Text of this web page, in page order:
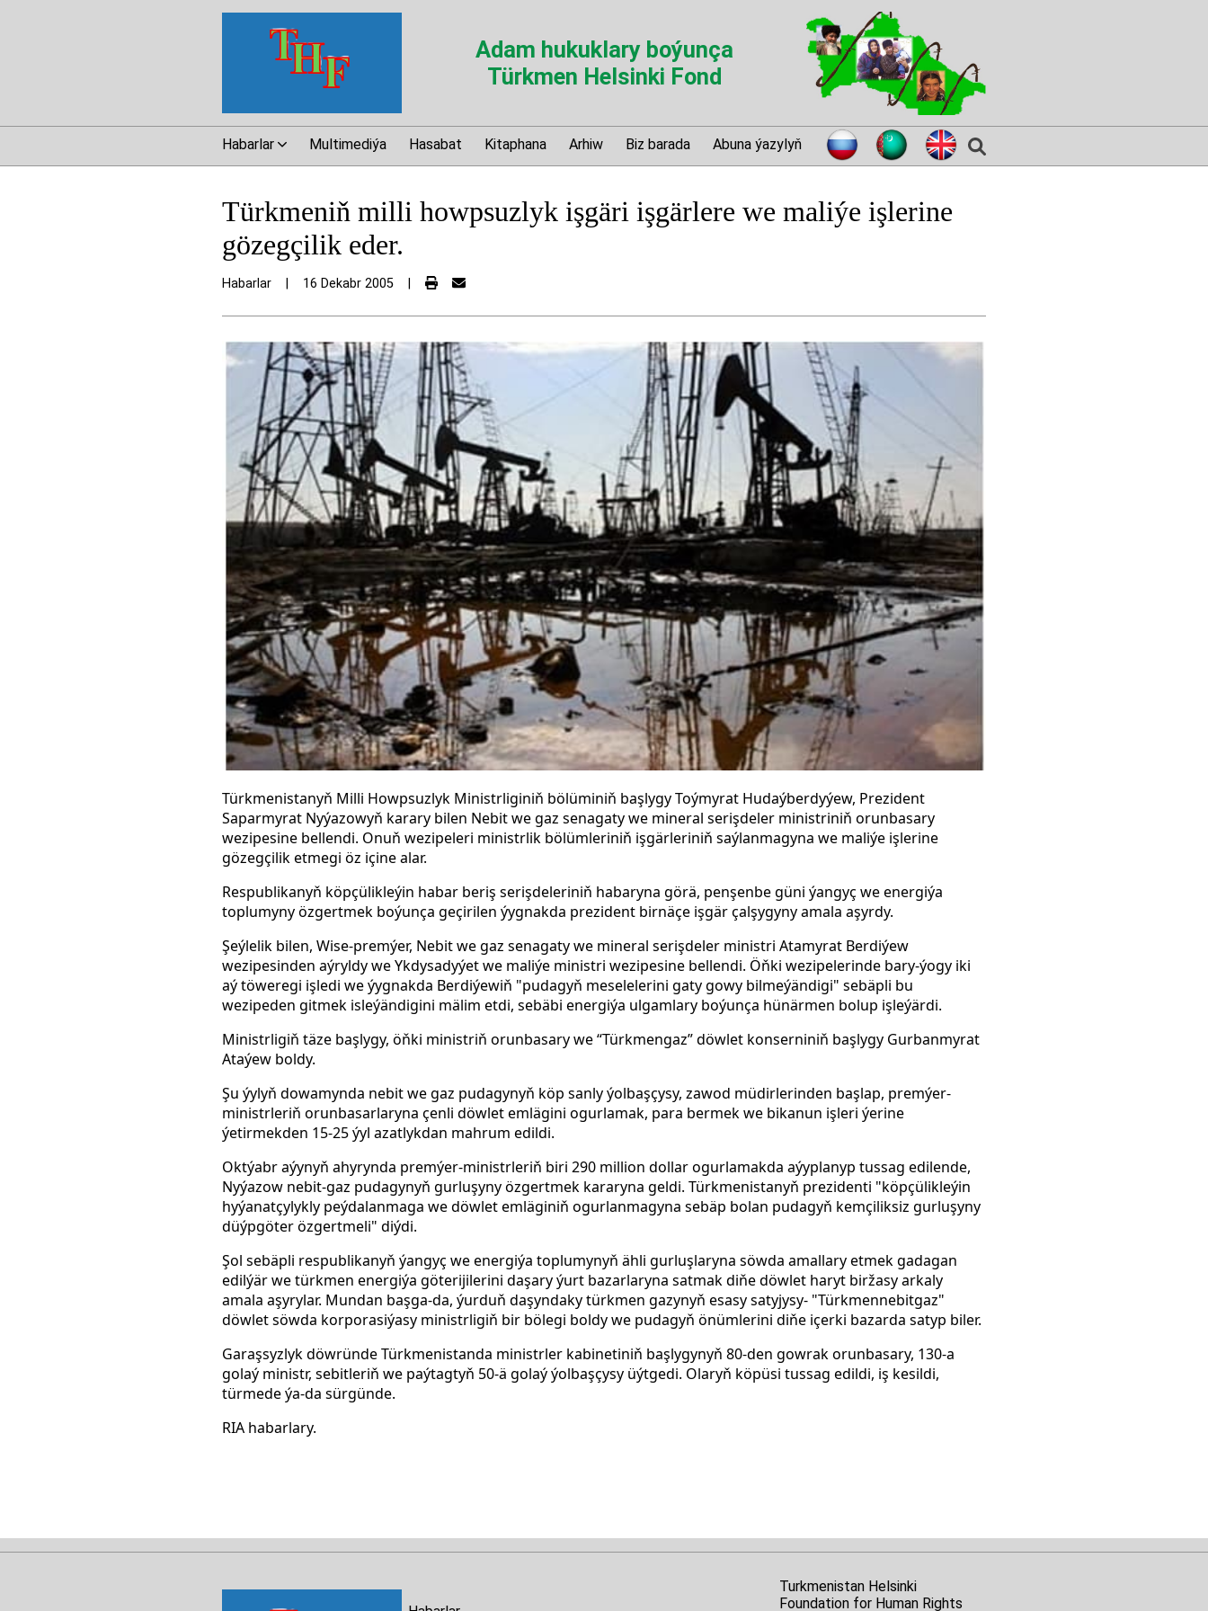
Adam hukuklary boýunça
Türkmen Helsinki Fond
Habarlar Multimediýa Hasabat Kitaphana Arhiw Biz barada Abuna ýazylyň
Türkmeniň milli howpsuzlyk işgäri işgärlere we maliýe işlerine
gözegçilik eder.
Habarlar 16 Dekabr 2005
Türkmenistanyň Milli Howpsuzlyk Ministrliginiň bölüminiň başlygy Toýmyrat Hudaýberdyýew, Prezident
Saparmyrat Nyýazowyň karary bilen Nebit we gaz senagaty we mineral serişdeler ministriniň orunbasary
wezipesine bellendi. Onuň wezipeleri ministrlik bölümleriniň işgärleriniň saýlanmagyna we maliýe işlerine
gözegçilik etmegi öz içine alar.
Respublikanyň köpçülikleýin habar beriş serişdeleriniň habaryna görä, penşenbe güni ýangyç we energiýa
toplumyny özgertmek boýunça geçirilen ýygnakda prezident birnäçe işgär çalşygyny amala aşyrdy.
Şeýlelik bilen, Wise-premýer, Nebit we gaz senagaty we mineral serişdeler ministri Atamyrat Berdiýew
wezipesinden aýryldy we Ykdysadyýet we maliýe ministri wezipesine bellendi. Öňki wezipelerinde bary-ýogy iki
aý töweregi işledi we ýygnakda Berdiýewiň "pudagyň meselelerini gaty gowy bilmeýändigi" sebäpli bu
wezipeden gitmek isleýändigini mälim etdi, sebäbi energiýa ulgamlary boýunça hünärmen bolup işleýärdi.
Ministrligiň täze başlygy, öňki ministriň orunbasary we “Türkmengaz” döwlet konserniniň başlygy Gurbanmyrat
Ataýew boldy.
Şu ýylyň dowamynda nebit we gaz pudagynyň köp sanly ýolbaşçysy, zawod müdirlerinden başlap, premýer-
ministrleriň orunbasarlaryna çenli döwlet emlägini ogurlamak, para bermek we bikanun işleri ýerine
ýetirmekden 15-25 ýyl azatlykdan mahrum edildi.
Oktýabr aýynyň ahyrynda premýer-ministrleriň biri 290 million dollar ogurlamakda aýyplanyp tussag edilende,
Nyýazow nebit-gaz pudagynyň gurluşyny özgertmek kararyna geldi. Türkmenistanyň prezidenti "köpçülikleýin
hyýanatçylykly peýdalanmaga we döwlet emläginiň ogurlanmagyna sebäp bolan pudagyň kemçiliksiz gurluşyny
düýpgöter özgertmeli" diýdi.
Şol sebäpli respublikanyň ýangyç we energiýa toplumynyň ähli gurluşlaryna söwda amallary etmek gadagan
edilýär we türkmen energiýa göterijilerini daşary ýurt bazarlaryna satmak diňe döwlet haryt biržasy arkaly
amala aşyrylar. Mundan başga-da, ýurduň daşyndaky türkmen gazynyň esasy satyjysy- "Türkmennebitgaz"
döwlet söwda korporasiýasy ministrligiň bir bölegi boldy we pudagyň önümlerini diňe içerki bazarda satyp biler.
Garaşsyzlyk döwründe Türkmenistanda ministrler kabinetiniň başlygynyň 80-den gowrak orunbasary, 130-a
golaý ministr, sebitleriň we paýtagtyň 50-ä golaý ýolbaşçysy üýtgedi. Olaryň köpüsi tussag edildi, iş kesildi,
türmede ýa-da sürgünde.
RIA habarlary.
Turkmenistan Helsinki
Foundation for Human Rights